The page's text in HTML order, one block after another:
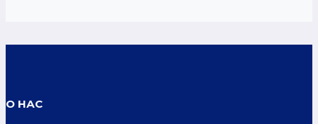
О НАС